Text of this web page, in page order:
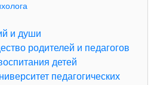
и души
родителей и педагогов
детей
педагогических